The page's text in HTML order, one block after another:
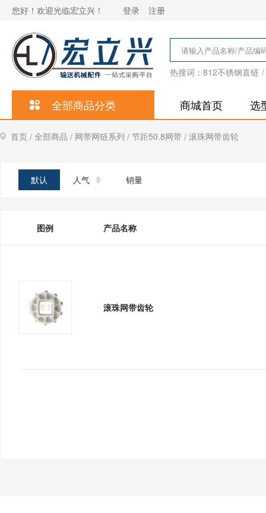
您好！欢迎光临宏立兴！ 登录 注册
热搜词： 812不锈钢直链 /
全部商品分类 商城首页 选
首页 / 全部商品 / 网带网链系列 / 节距50.8网带 / 滚珠网带齿轮
默认 人气 销量
图例 产品名称
滚珠网带齿轮